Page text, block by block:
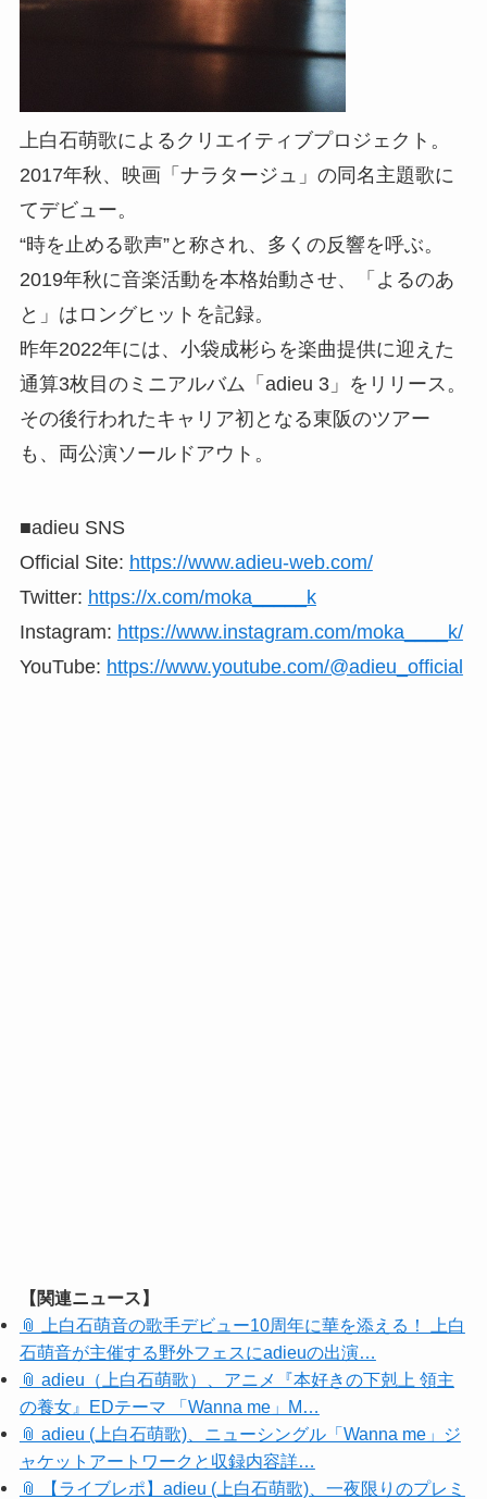
上白石萌歌によるクリエイティブプロジェクト。
2017年秋、映画「ナラタージュ」の同名主題歌に
てデビュー。
“時を止める歌声”と称され、多くの反響を呼ぶ。
2019年秋に音楽活動を本格始動させ、「よるのあ
と」はロングヒットを記録。
昨年2022年には、小袋成彬らを楽曲提供に迎えた
通算3枚目のミニアルバム「adieu 3」をリリース。
その後行われたキャリア初となる東阪のツアー
も、両公演ソールドアウト。
■adieu SNS
Official Site: https://www.adieu-web.com/
Twitter: https://x.com/moka_____k
Instagram: https://www.instagram.com/moka____k/
YouTube: https://www.youtube.com/@adieu_official
【関連ニュース】
📎 上白石萌音の歌手デビュー10周年に華を添える！ 上白
石萌音が主催する野外フェスにadieuの出演…
📎 adieu（上白石萌歌）、アニメ『本好きの下剋上 領主
の養女』EDテーマ 「Wanna me」M…
📎 adieu (上白石萌歌)、ニューシングル「Wanna me」ジ
ャケットアートワークと収録内容詳…
📎 【ライブレポ】adieu (上白石萌歌)、一夜限りのプレミ